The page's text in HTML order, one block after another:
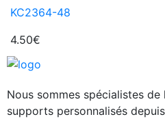
KC2364-48
4.50€
Nous sommes spécialistes de
supports personnalisés